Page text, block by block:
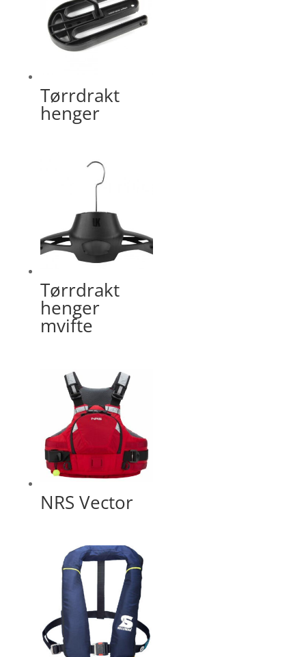
Tørrdrakt
henger
Tørrdrakt
henger
mvifte
NRS Vector